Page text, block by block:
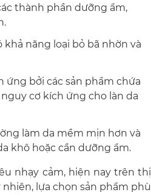
thành phần dưỡng ẩm,
khả năng loại bỏ bã nhờn và
ứng bởi các sản phẩm chứa
cơ kích ứng cho làn da
làm da mềm mịn hơn và
khô hoặc cần dưỡng ẩm.
nhạy cảm, hiện nay trên thị
nhiên, lựa chọn sản phẩm phù